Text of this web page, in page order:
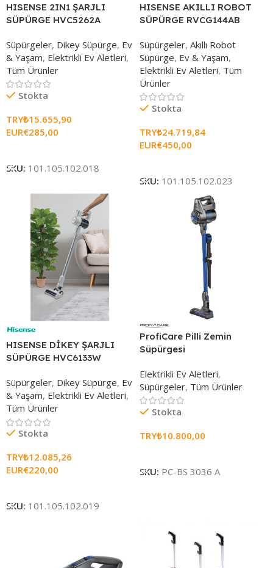
HISENSE 2IN1 ŞARJLI
SÜPÜRGE HVC5262A
Süpürgeler, Dikey Süpürge, Ev
& Yaşam, Elektrikli Ev Aletleri,
Tüm Ürünler
Stokta
TRY₺15.655,90
EUR€285,00
SKU: 101.105.102.018
HISENSE AKILLI ROBOT
SÜPÜRGE RVCG144AB
Süpürgeler, Akıllı Robot
Süpürge, Ev & Yaşam,
Elektrikli Ev Aletleri, Tüm
Ürünler
Stokta
TRY₺24.719,84
EUR€450,00
SKU: 101.105.102.023
HISENSE DİKEY ŞARJLI
SÜPÜRGE HVC6133W
Süpürgeler, Dikey Süpürge, Ev
& Yaşam, Elektrikli Ev Aletleri,
Tüm Ürünler
Stokta
TRY₺12.085,26
EUR€220,00
SKU: 101.105.102.019
ProfiCare Pilli Zemin
Süpürgesi
Elektrikli Ev Aletleri,
Süpürgeler, Tüm Ürünler
Stokta
TRY₺10.800,00
SKU: PC-BS 3036 A